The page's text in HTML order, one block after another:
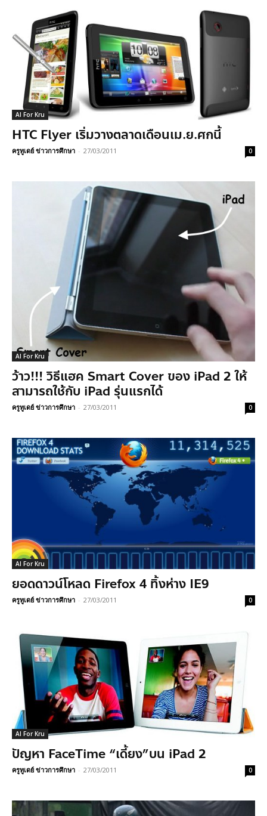
AI For Kru
HTC Flyer เริ่มวางตลาดเดือนเม.ย.ศกนี้
ครูทูเดย์ ข่าวการศึกษา - 27/03/2011 0
AI For Kru
ว้าว!!! วิธีแฮค Smart Cover ของ iPad 2 ให้
สามารถใช้กับ iPad รุ่นแรกได้
ครูทูเดย์ ข่าวการศึกษา - 27/03/2011 0
AI For Kru
ยอดดาวน์โหลด Firefox 4 ทิ้งห่าง IE9
ครูทูเดย์ ข่าวการศึกษา - 27/03/2011 0
AI For Kru
ปัญหา FaceTime “เดี้ยง”บน iPad 2
ครูทูเดย์ ข่าวการศึกษา - 27/03/2011 0